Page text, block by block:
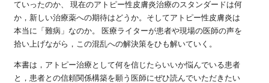
ていったのか、 現在のアトピー性皮膚炎治療のスタンダードは何
か，新しい治療薬への期待はどうか。そしてアトピー性皮膚炎は
本当に「難病」なのか。 医療ライターが患者や現場の医師の声を
拾い上げながら，この混乱への解決策をひも解いていく。
本書は，アトピー治療として何を信じたらいいか悩んでいる患者
と，患者との信頼関係構築を願う医師にぜひ読んでいただきたい